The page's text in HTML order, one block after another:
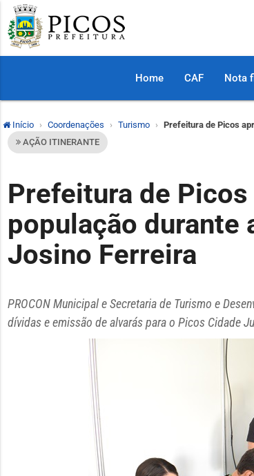
Home CAF Nota
Início Coordenações Turismo
Prefeitura de Picos
AÇÃO ITINERANTE
Prefeitura de
população durante
Josino Ferreira
PROCON Municipal e Secretaria de Turismo e
dívidas e emissão de alvarás para o Picos Cidade